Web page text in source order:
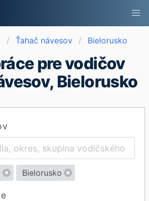
Ťahač návesov Bielorusko
pre vodičov
Bielorusko
Bielorusko